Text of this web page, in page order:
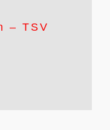
– TSV